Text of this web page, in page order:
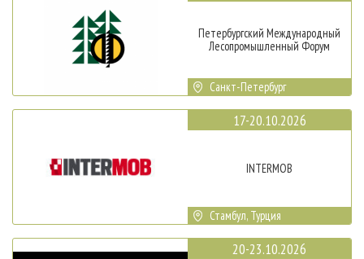
Петербургский Международный
Лесопромышленный Форум
Санкт-Петербург
17-20.10.2026
INTERMOB
Стамбул, Турция
20-23.10.2026